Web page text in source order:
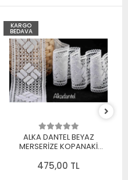
KARGO
BEDAVA
ALKA DANTEL BEYAZ
MERSERİZE KOPANAKİ
475,00 TL